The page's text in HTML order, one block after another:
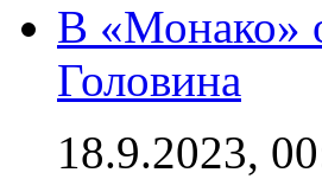
В «Монако»
Головина
18.9.2023,